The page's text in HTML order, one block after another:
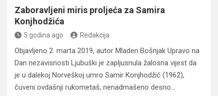
Zaboravljeni miris proljeća za Samira
Konjhodžića
5 godina ago Redakcija
Objavljeno 2. marta 2019, autor Mladen Bošnjak Upravo na
Dan nezavisnosti Ljubuški je zapljusnula žalosna vijest da
je u dalekoj Norveškoj umro Samir Konjhodžić (1962),
čuveni ovdašnji rukometaš, nenadmašeno desno…